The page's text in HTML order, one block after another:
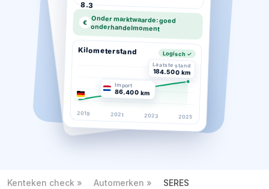
8.3
€ Onder marktwaarde: goed
onderhandelmoment
Kilometerstand Logisch ✓
Laatste stand
184.500 km
Import
86.400 km
2019 2021 2023 2025
Kenteken check Automerken SERES